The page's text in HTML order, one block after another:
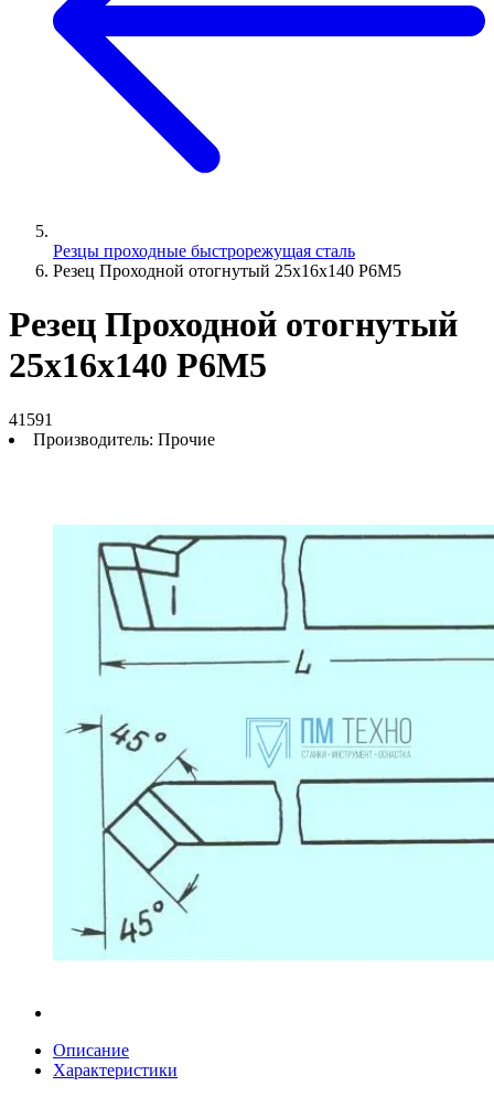
Резцы проходные быстрорежущая сталь
Резец Проходной отогнутый 25х16х140 Р6М5
Резец Проходной отогнутый
25х16х140 Р6М5
41591
Производитель: Прочие
Описание
Характеристики